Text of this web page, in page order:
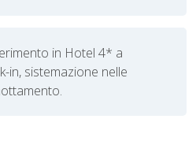
in Hotel 4* a
in, sistemazione nelle